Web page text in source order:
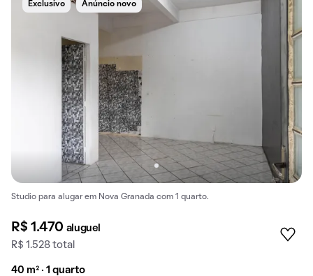
Exclusivo Anúncio novo
Studio para alugar em Nova Granada com 1 quarto.
R$ 1.470 aluguel
R$ 1.528 total
40 m² · 1 quarto